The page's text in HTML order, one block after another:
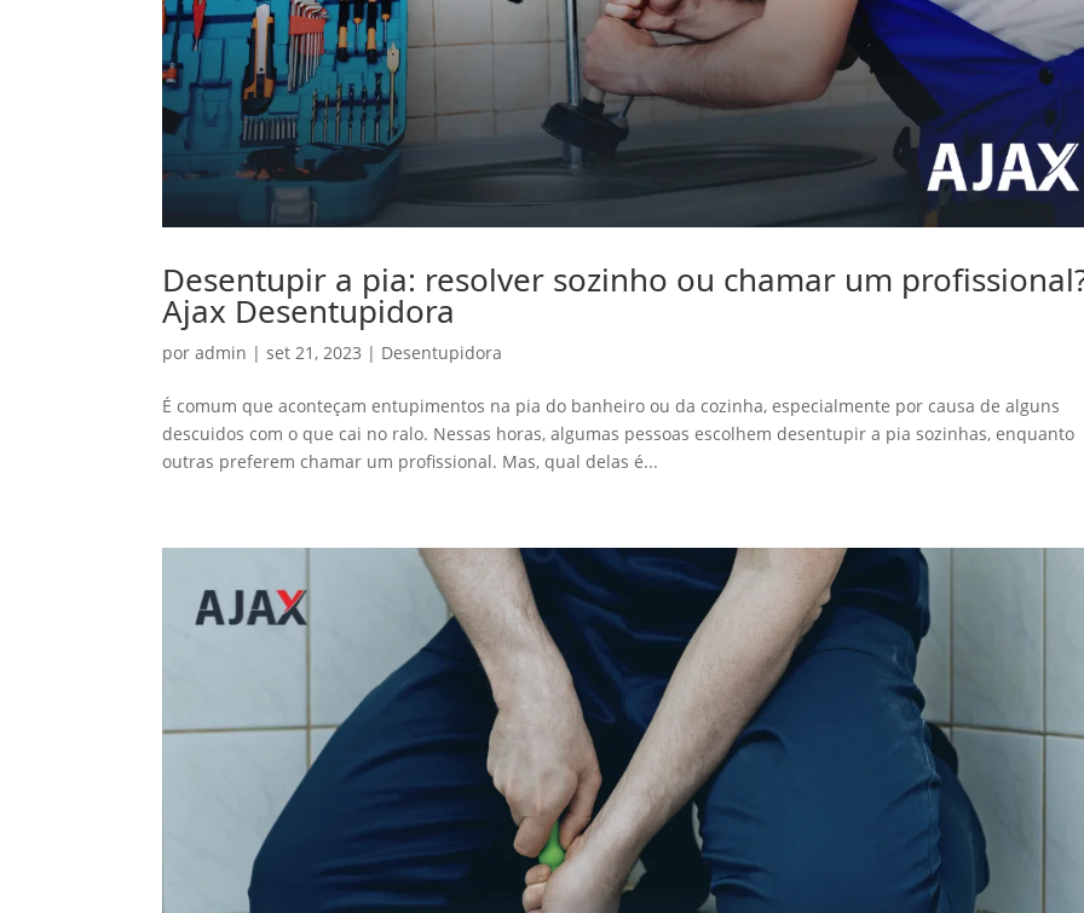
Desentupir a pia: resolver sozinho ou chamar um
Ajax Desentupidora
poradmin |set 21, 2023 | Desentupidora
É comum que aconteçam entupimentos na pia do banheiro ou da cozinha, especialmente por causa de alguns
descuidos com o que cai no ralo. Nessas horas, algumas pessoas escolhem desentupir a pia sozinhas, enquanto
outras preferem chamar um profissional. Mas, qual delas é...